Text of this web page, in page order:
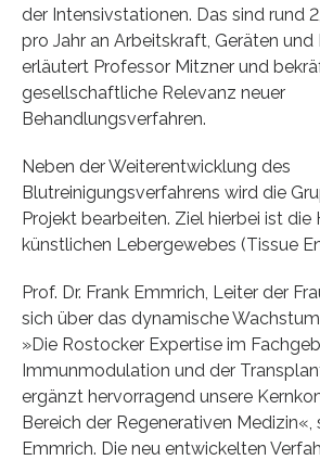
der Intensivstationen. Das sind rund
pro Jahr an Arbeitskraft, Geräten und
erläutert Professor Mitzner und
gesellschaftliche Relevanz neuer
Behandlungsverfahren.
Neben der Weiterentwicklung des
Blutreinigungsverfahrens wird die
Projekt bearbeiten. Ziel hierbei ist die
künstlichen Lebergewebes (Tissue
Prof. Dr. Frank Emmrich, Leiter der
sich über das dynamische
»Die Rostocker Expertise im
Immunmodulation und der
ergänzt hervorragend unsere
Bereich der Regenerativen Medizin«,
Emmrich. Die neu entwickelten